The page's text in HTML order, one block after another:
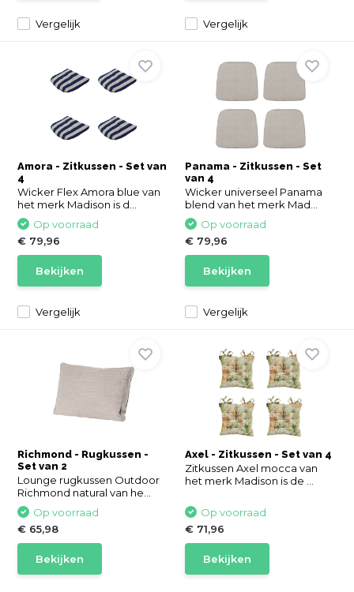
Vergelijk Vergelijk
Amora - Zitkussen - Set van
4
Wicker Flex Amora blue van
het merk Madison is d...
Vergelijk
Op voorraad
€ 79,96
Bekijken
Panama - Zitkussen - Set
van 4
Wicker universeel Panama
blend van het merk Mad...
Vergelijk
Op voorraad
€ 79,96
Bekijken
Richmond - Rugkussen -
Set van 2
Lounge rugkussen Outdoor
Richmond natural van he...
Op voorraad
€ 65,98
Bekijken
Axel - Zitkussen - Set van 4
Zitkussen Axel mocca van
het merk Madison is de ...
Op voorraad
€ 71,96
Bekijken